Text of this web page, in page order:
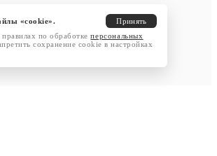
«cookie».
Принять
по обработкеперсональных
сохранение cookie в настройках